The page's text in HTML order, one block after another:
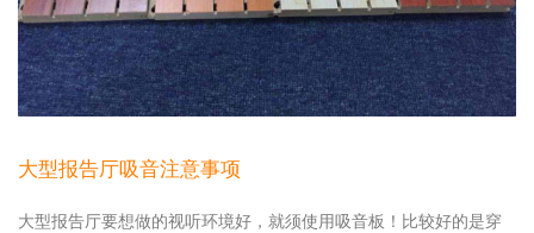
大型报告厅吸音注意事项
大型报告厅要想做的视听环境好，就须使用吸音板！比较好的是穿